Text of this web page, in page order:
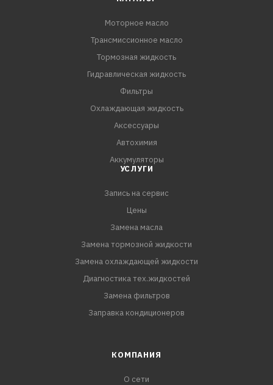
Предназначено для применения в
высокофорсированных бензиновых и дизельных
двигателях легковых автомобилей и лёгких
более ранних спецификаций) и соответствующего
класса вязкости SAE 5W-30.
Моторное масло
Трансмиссионное масло
Тормозная жидкость
Гидравлическая жидкость
Фильтры
Охлаждающая жидкость
Аксессуары
Автохимия
Аккумуляторы
УСЛУГИ
Запись на сервис
Цены
Замена масла
Замена тормозной жидкости
Замена охлаждающей жидкости
Диагностика тех.жидкостей
Замена фильтров
Заправка кондиционеров
КОМПАНИЯ
О сети